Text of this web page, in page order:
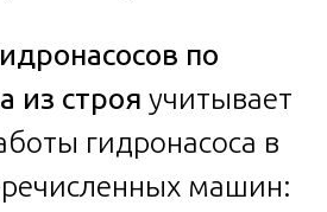
по
из строя учитывает
гидронасоса в
машин: